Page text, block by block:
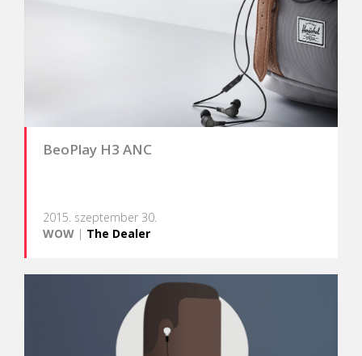
BeoPlay H3 ANC
2015. szeptember 30.
WOW | The Dealer